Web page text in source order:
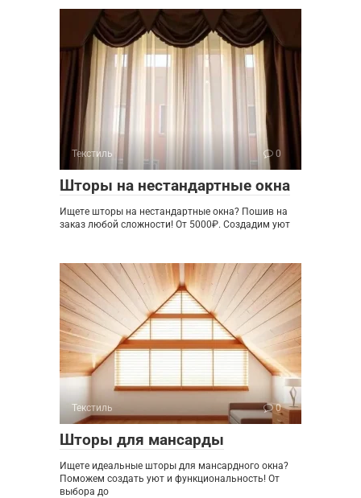
Текстиль 0
Шторы на нестандартные окна
Ищете шторы на нестандартные окна? Пошив на
заказ любой сложности! От 5000₽. Создадим уют
Текстиль 0
Шторы для мансарды
Ищете идеальные шторы для мансардного окна?
Поможем создать уют и функциональность! От
выбора до